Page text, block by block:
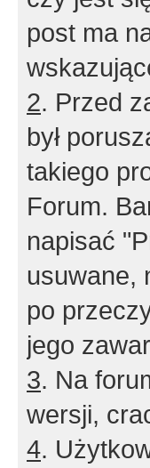
post ma
2. Przed
był
takiego
Forum.
napisać
usuwane,
po
jego
3. Na
wersji,
4.